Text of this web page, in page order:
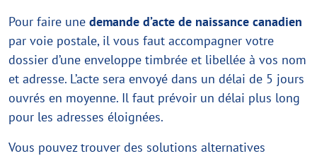
Pour faire une demande d’acte de naissance canadien
par voie postale, il vous faut accompagner votre
dossier d’une enveloppe timbrée et libellée à vos nom
et adresse. L’acte sera envoyé dans un délai de 5 jours
ouvrés en moyenne. Il faut prévoir un délai plus long
pour les adresses éloignées.
Vous pouvez trouver des solutions alternatives